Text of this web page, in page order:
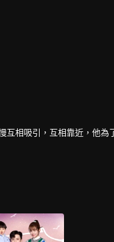
互相吸引，互相靠近，他為